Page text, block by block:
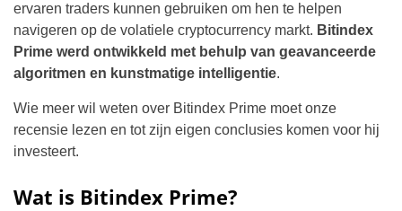
ervaren traders kunnen gebruiken om hen te helpen
navigeren op de volatiele cryptocurrency markt. Bitindex
Prime werd ontwikkeld met behulp van geavanceerde
algoritmen en kunstmatige intelligentie.
Wie meer wil weten over Bitindex Prime moet onze
recensie lezen en tot zijn eigen conclusies komen voor hij
investeert.
Wat is Bitindex Prime?